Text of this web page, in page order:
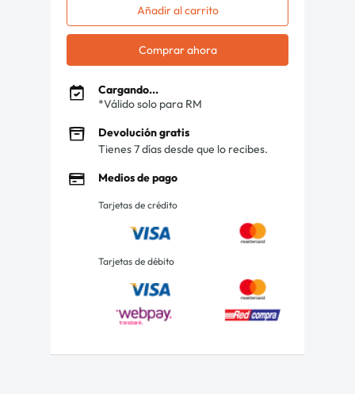
Añadir al carrito
Comprar ahora
Cargando...
*Válido solo para RM
Devolución gratis
Tienes 7 días desde que lo recibes.
Medios de pago
Tarjetas de crédito
Tarjetas de débito